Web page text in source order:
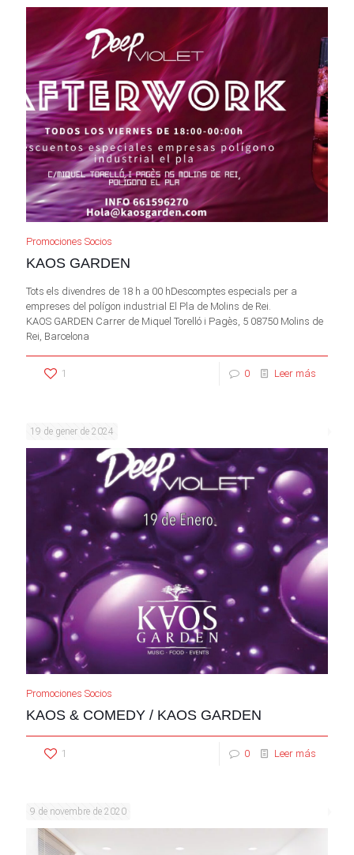
Promociones Socios
KAOS GARDEN
Tots els divendres de 18 h a 00 hDescomptes especials per a
empreses del polígon industrial El Pla de Molins de Rei.
KAOS GARDEN Carrer de Miquel Torelló i Pagès, 5 08750 Molins de
Rei, Barcelona
1 0 Leer más
19 de gener de 2024
Promociones Socios
KAOS & COMEDY / KAOS GARDEN
1 0 Leer más
9 de novembre de 2020